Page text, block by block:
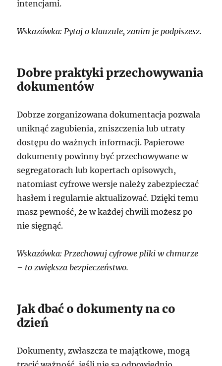
intencjami.
Wskazówka: Pytaj o klauzule, zanim je podpiszesz.
Dobre praktyki przechowywania
dokumentów
Dobrze zorganizowana dokumentacja pozwala
uniknąć zagubienia, zniszczenia lub utraty
dostępu do ważnych informacji. Papierowe
dokumenty powinny być przechowywane w
segregatorach lub kopertach opisowych,
natomiast cyfrowe wersje należy zabezpieczać
hasłem i regularnie aktualizować. Dzięki temu
masz pewność, że w każdej chwili możesz po
nie sięgnąć.
Wskazówka: Przechowuj cyfrowe pliki w chmurze
– to zwiększa bezpieczeństwo.
Jak dbać o dokumenty na co
dzień
Dokumenty, zwłaszcza te majątkowe, mogą